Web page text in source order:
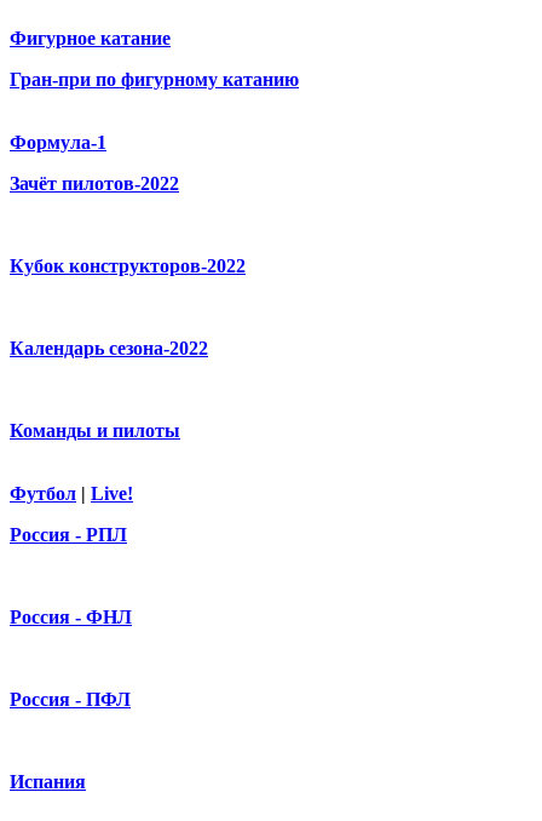
Фигурное катание
Гран-при по фигурному катанию
Формула-1
Зачёт пилотов-2022
Кубок конструкторов-2022
Календарь сезона-2022
Команды и пилоты
Футбол | Live!
Россия - РПЛ
Россия - ФНЛ
Россия - ПФЛ
Испания